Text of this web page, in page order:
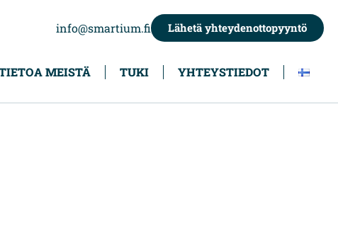
info@smartium.fi Lähetä yhteydenottopyyntö
MEISTÄ TUKI YHTEYSTIEDOT